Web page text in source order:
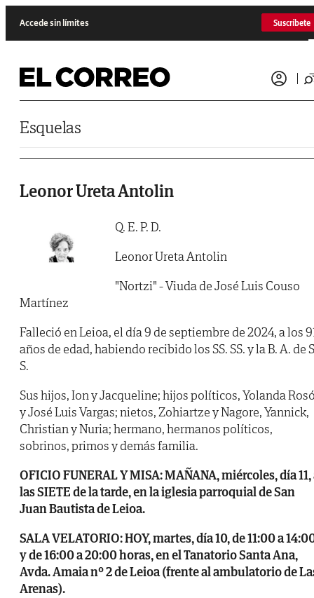
Accede sin límites Suscríbete
Esquelas
Leonor Ureta Antolin
Q. E. P. D.
Leonor Ureta Antolin
"Nortzi" - Viuda de José Luis Couso
Martínez
Falleció en Leioa, el día 9 de septiembre de 2024, a los
años de edad, habiendo recibido los SS. SS. y la B. A. de
S.
Sus hijos, Ion y Jacqueline; hijos políticos, Yolanda
y José Luis Vargas; nietos, Zohiartze y Nagore, Yannick,
Christian y Nuria; hermano, hermanos políticos,
sobrinos, primos y demás familia.
OFICIO FUNERAL Y MISA: MAÑANA, miércoles, día 11,
las SIETE de la tarde, en la iglesia parroquial de San
Juan Bautista de Leioa.
SALA VELATORIO: HOY, martes, día 10, de 11:00 a
y de 16:00 a 20:00 horas, en el Tanatorio Santa Ana,
Avda. Amaia nº 2 de Leioa (frente al ambulatorio de
Arenas).